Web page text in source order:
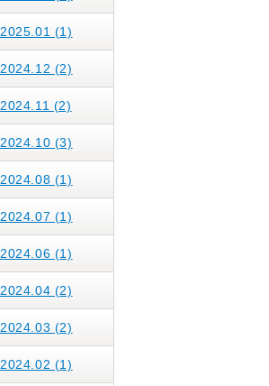
2025.01 (1)
2024.12 (2)
2024.11 (2)
2024.10 (3)
2024.08 (1)
2024.07 (1)
2024.06 (1)
2024.04 (2)
2024.03 (2)
2024.02 (1)